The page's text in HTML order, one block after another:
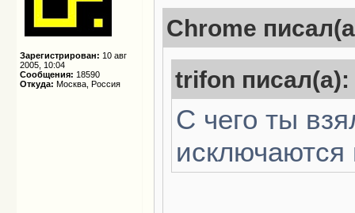
Зарегистрирован: 10 авг
2005, 10:04
Сообщения: 18590
Откуда: Москва, Россия
Chrome
trifon писал(а):
С чего ты
исключаются